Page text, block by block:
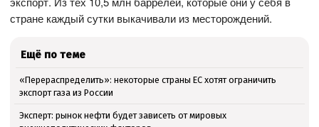
стране каждый сутки выкачивали из месторождений.
Ещё по теме
«Перераспределить»: некоторые страны ЕС хотят ограничить
экспорт газа из России
Эксперт: рынок нефти будет зависеть от мировых